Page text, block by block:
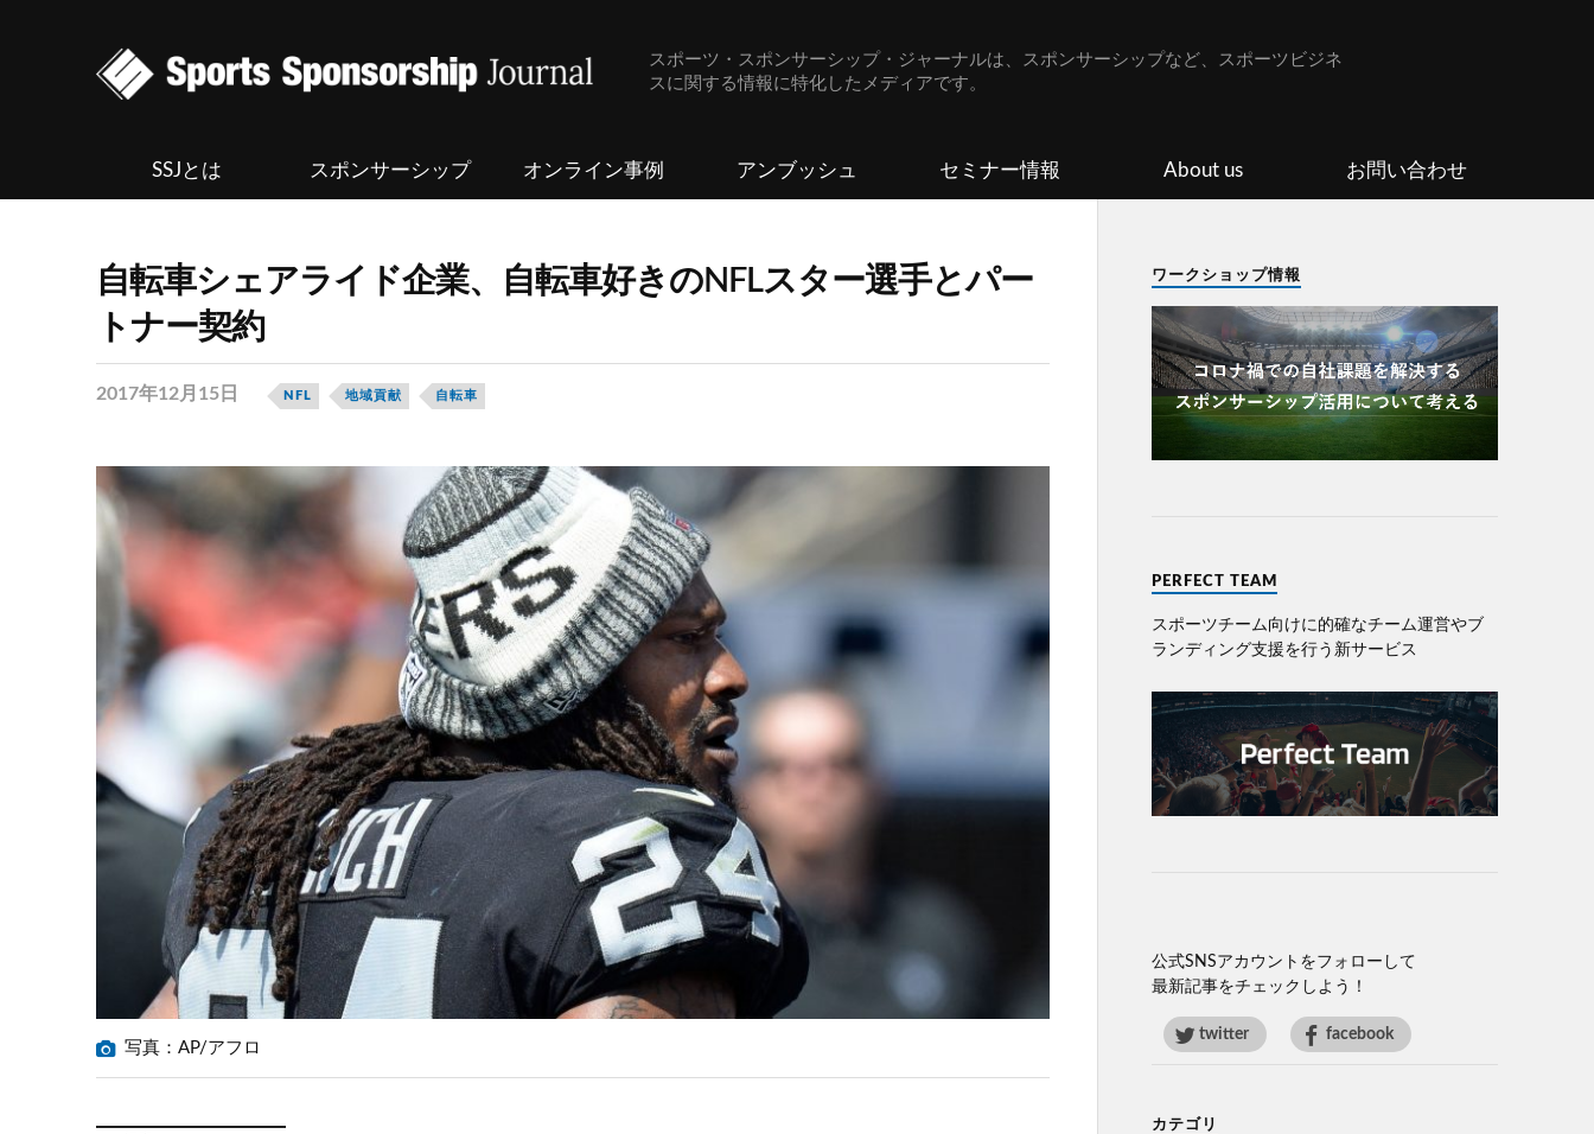
スポーツ・スポンサーシップ・ジャーナルは、スポンサーシップなど、スポーツビジネ
スに関する情報に特化したメディアです。
SSJとは スポンサーシップ オンライン事例 アンブッシュ セミナー情報 About us お問い合わせ
自転車シェアライド企業、自転車好きのNFLスター選手とパー
トナー契約
2017年12月15日 NFL 地域貢献 自転車
写真：AP/アフロ
ワークショップ情報
PERFECT TEAM
スポーツチーム向けに的確なチーム運営やブ
ランディング⽀援を⾏う新サービス
公式SNSアカウントをフォローして
最新記事をチェックしよう！
twitter facebook
カテゴリ